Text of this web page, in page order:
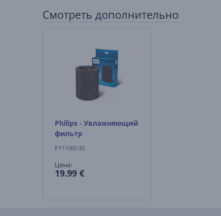
Смотреть дополнительно
Philips - Увлажняющий
фильтр
FY1190/30
Цена:
19.99 €